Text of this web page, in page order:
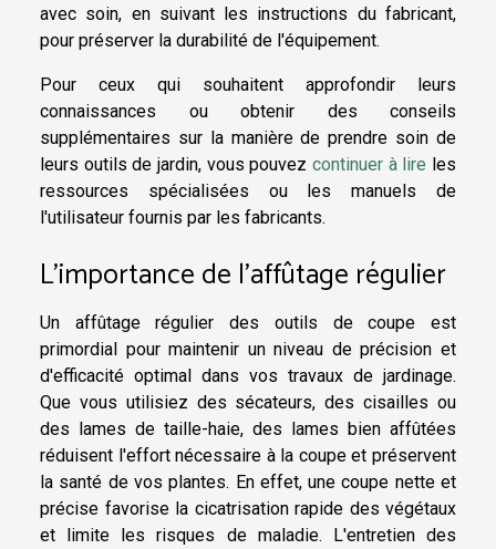
avec soin, en suivant les instructions du fabricant,
pour préserver la durabilité de l'équipement.
Pour ceux qui souhaitent approfondir leurs
connaissances ou obtenir des conseils
supplémentaires sur la manière de prendre soin de
leurs outils de jardin, vous pouvez continuer à lire les
ressources spécialisées ou les manuels de
l'utilisateur fournis par les fabricants.
L'importance de l'affûtage régulier
Un affûtage régulier des outils de coupe est
primordial pour maintenir un niveau de précision et
d'efficacité optimal dans vos travaux de jardinage.
Que vous utilisiez des sécateurs, des cisailles ou
des lames de taille-haie, des lames bien affûtées
réduisent l'effort nécessaire à la coupe et préservent
la santé de vos plantes. En effet, une coupe nette et
précise favorise la cicatrisation rapide des végétaux
et limite les risques de maladie. L'entretien des